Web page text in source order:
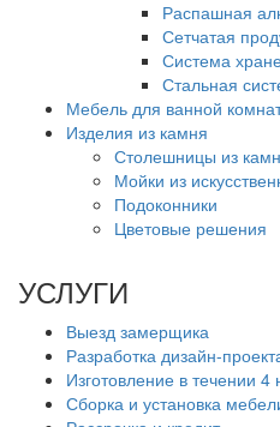
Распашная
Сетчатая
Система
Стальная
Мебель для ванной
Изделия из камня
Столешницы из
Мойки из
Подоконники
Цветовые решения
УСЛУГИ
Выезд замерщика
Разработка дизайн-
Изготовление в течении 4
Сборка и установка